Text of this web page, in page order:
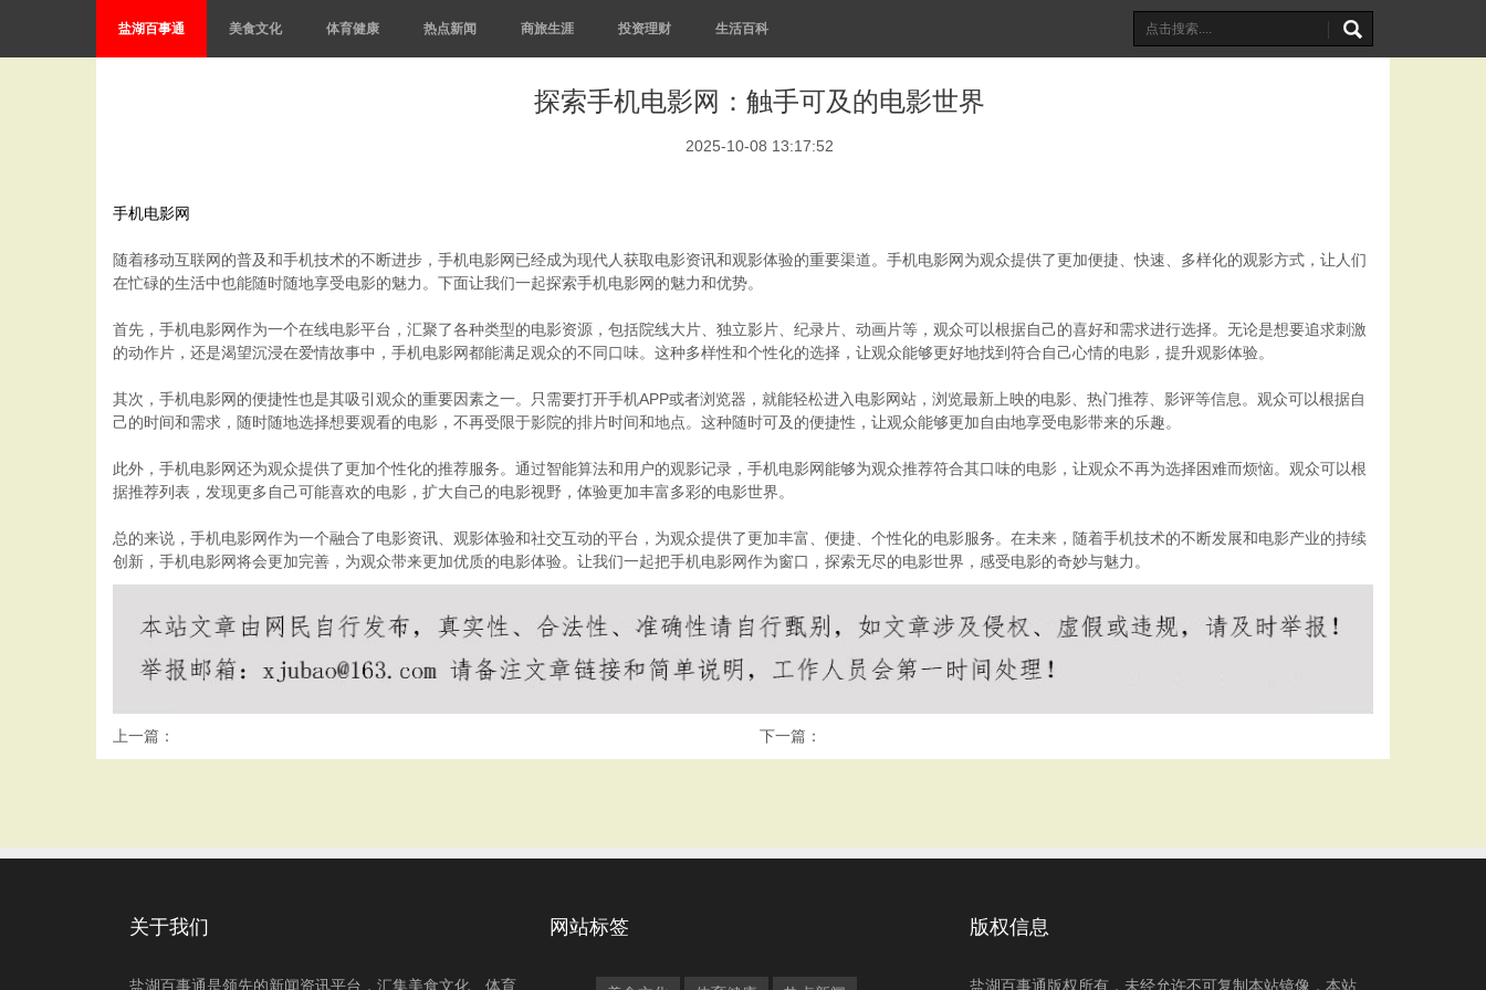
盐湖百事通 美食文化 体育健康 热点新闻 商旅生涯 投资理财 生活百科
探索手机电影网：触手可及的电影世界
2025-10-08 13:17:52
手机电影网
随着移动互联网的普及和手机技术的不断进步，手机电影网已经成为现代人获取电影资讯和观影体验的重要渠道。手机电影网为观众提供了更加便捷、快速、多样化的观影方式，让人们
在忙碌的生活中也能随时随地享受电影的魅力。下面让我们一起探索手机电影网的魅力和优势。
首先，手机电影网作为一个在线电影平台，汇聚了各种类型的电影资源，包括院线大片、独立影片、纪录片、动画片等，观众可以根据自己的喜好和需求进行选择。无论是想要追求刺激
的动作片，还是渴望沉浸在爱情故事中，手机电影网都能满足观众的不同口味。这种多样性和个性化的选择，让观众能够更好地找到符合自己心情的电影，提升观影体验。
其次，手机电影网的便捷性也是其吸引观众的重要因素之一。只需要打开手机APP或者浏览器，就能轻松进入电影网站，浏览最新上映的电影、热门推荐、影评等信息。观众可以根据自
己的时间和需求，随时随地选择想要观看的电影，不再受限于影院的排片时间和地点。这种随时可及的便捷性，让观众能够更加自由地享受电影带来的乐趣。
此外，手机电影网还为观众提供了更加个性化的推荐服务。通过智能算法和用户的观影记录，手机电影网能够为观众推荐符合其口味的电影，让观众不再为选择困难而烦恼。观众可以根
据推荐列表，发现更多自己可能喜欢的电影，扩大自己的电影视野，体验更加丰富多彩的电影世界。
总的来说，手机电影网作为一个融合了电影资讯、观影体验和社交互动的平台，为观众提供了更加丰富、便捷、个性化的电影服务。在未来，随着手机技术的不断发展和电影产业的持续
创新，手机电影网将会更加完善，为观众带来更加优质的电影体验。让我们一起把手机电影网作为窗口，探索无尽的电影世界，感受电影的奇妙与魅力。
上一篇： 下一篇：
关于我们
盐湖百事通是领先的新闻资讯平台，汇集美食文化、体育
网站标签 版权信息
盐湖百事通版权所有，未经允许不可复制本站镜像，本站